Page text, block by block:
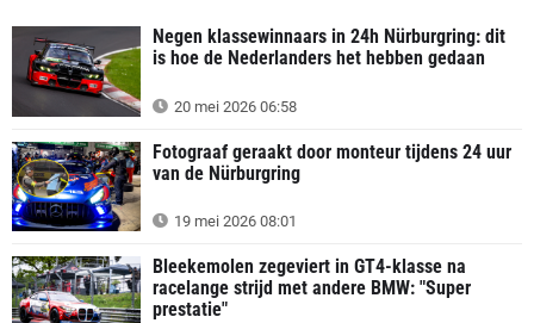
Negen klassewinnaars in 24h Nürburgring: dit
is hoe de Nederlanders het hebben gedaan
20 mei 2026 06:58
Fotograaf geraakt door monteur tijdens 24 uur
van de Nürburgring
19 mei 2026 08:01
Bleekemolen zegeviert in GT4-klasse na
racelange strijd met andere BMW: "Super
prestatie"